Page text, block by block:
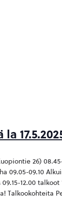
26)
09.05-09.10
12.00
Talkookohteita